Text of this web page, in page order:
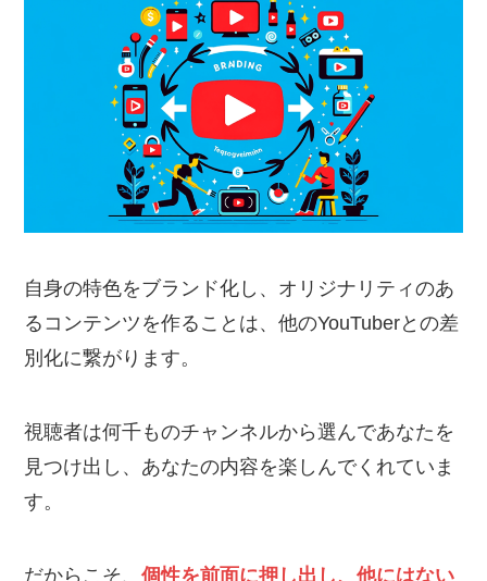
自身の特色をブランド化し、オリジナリティのあ
るコンテンツを作ることは、他のYouTuberとの差
別化に繋がります。
視聴者は何千ものチャンネルから選んであなたを
見つけ出し、あなたの内容を楽しんでくれていま
す。
だからこそ、個性を前面に押し出し、他にはない